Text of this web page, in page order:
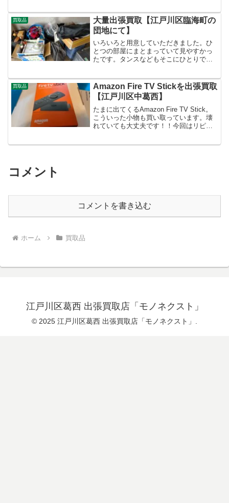
言う人も多いです。そういった人にお渡
しできればと思います。...
買取品
大量出張買取【江戸川区臨海町の
団地にて】
いろいろと用意していただきました。ひ
とつの部屋にまとまっていて見やすかっ
たです。タンスなどもそこにひとりで運
ものを中心に買取をさせていただきまし
た。錆びた包丁や古い石油...
買取品
Amazon Fire TV Stickを出張買取
【江戸川区中葛西】
たまに出てくるAmazon Fire TV Stick。
こういった小物も買い取っています。壊
れていても大丈夫です！！今回はリピー
コメント
コメントを書き込む
ホーム 買取品
江戸川区葛西 出張買取店「モノネクスト」
© 2025 江戸川区葛西 出張買取店「モノネクスト」.